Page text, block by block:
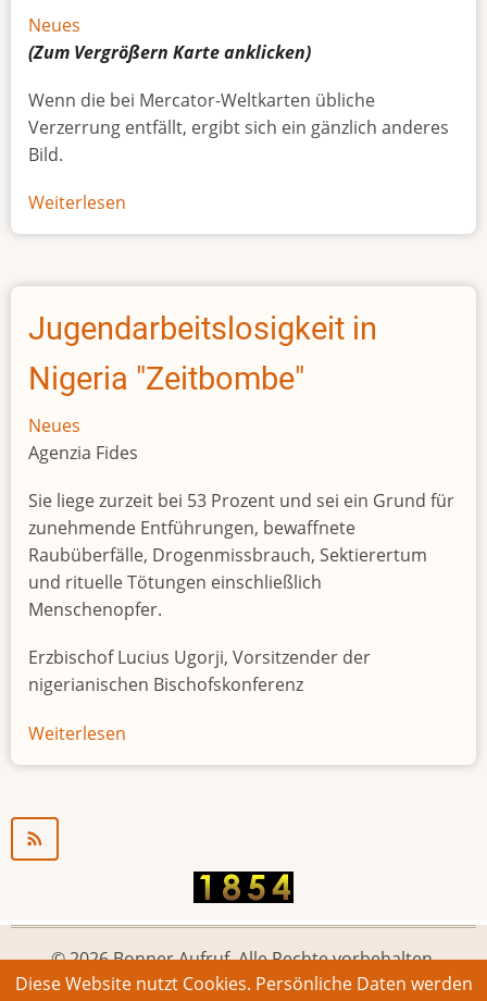
Neues
(Zum Vergrößern Karteanklicken)
Wenn die bei Mercator-Weltkarten übliche
Verzerrung entfällt, ergibt sich ein gänzlich anderes
Bild.
Weiterlesen
Afrikas
Größe
Jugendarbeitslosigkeit in
Nigeria "Zeitbombe"
Neues
Agenzia Fides
Sie liege zurzeit bei 53 Prozent und sei ein Grund für
zunehmende Entführungen, bewaffnete
Raubüberfälle, Drogenmissbrauch, Sektierertum
und rituelle Tötungen einschließlich
Menschenopfer.
Erzbischof Lucius Ugorji, Vorsitzender der
nigerianischen Bischofskonferenz
Weiterlesen
Jugendarbeitslosigkeit
© 2026 Bonner Aufruf. Alle Rechte vorbehalten.
Diese Website nutzt Cookies. Persönliche Daten werden